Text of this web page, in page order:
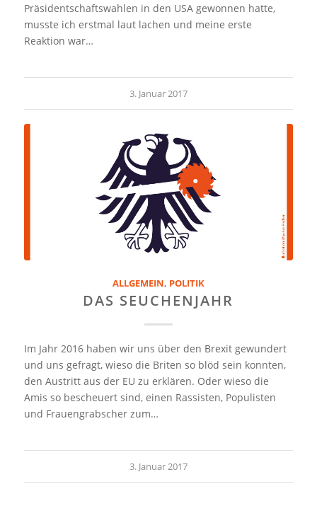
Präsidentschaftswahlen in den USA gewonnen hatte,
musste ich erstmal laut lachen und meine erste
Reaktion war…
3. Januar 2017
ALLGEMEIN, POLITIK
DAS SEUCHENJAHR
Im Jahr 2016 haben wir uns über den Brexit gewundert
und uns gefragt, wieso die Briten so blöd sein konnten,
den Austritt aus der EU zu erklären. Oder wieso die
Amis so bescheuert sind, einen Rassisten, Populisten
und Frauengrabscher zum…
3. Januar 2017